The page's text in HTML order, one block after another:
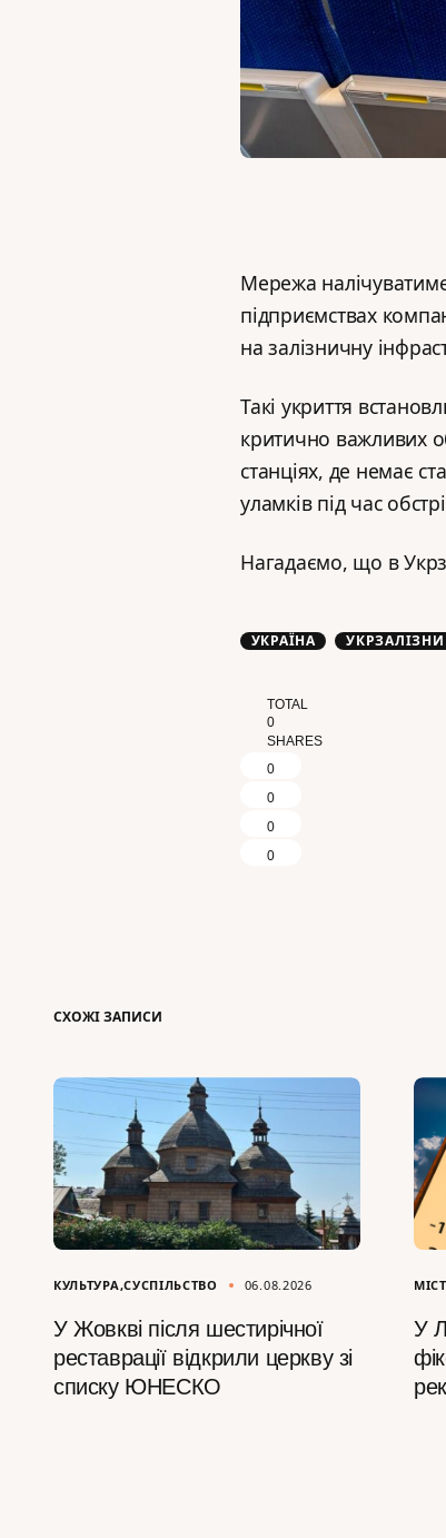
Мережа
підприємствах
на залізничну
Такі укриття
критично важливих
станціях, де немає
уламків під час
Нагадаємо, що в
УКРАЇНА
TOTAL
0
SHARES
0
0
0
0
СХОЖІ ЗАПИСИ
КУЛЬТУРА СУСПІЛЬСТВО 06.08.2026
У Жовкві після шестирічної
реставрації відкрили церкву зі
списку ЮНЕСКО
У